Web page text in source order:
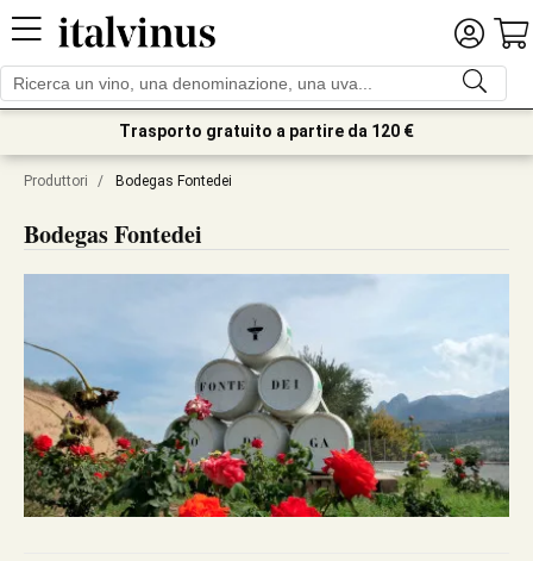
Trasporto gratuito a partire da 120 €
Produttori / Bodegas Fontedei
Bodegas Fontedei